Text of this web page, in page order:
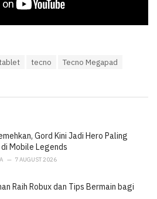
tecno
Tecno Megapad
Gord Kini Jadi Hero Paling
Mobile Legends
7 AUGUST 2026
Raih Robux dan Tips Bermain bagi